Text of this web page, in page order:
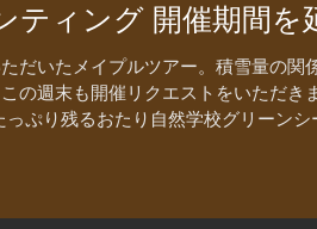
ティング 開催期間を
だいたメイプルツアー。積雪量の関
の週末も開催リクエストをいただき
ぷり残るおたり自然学校グリーン